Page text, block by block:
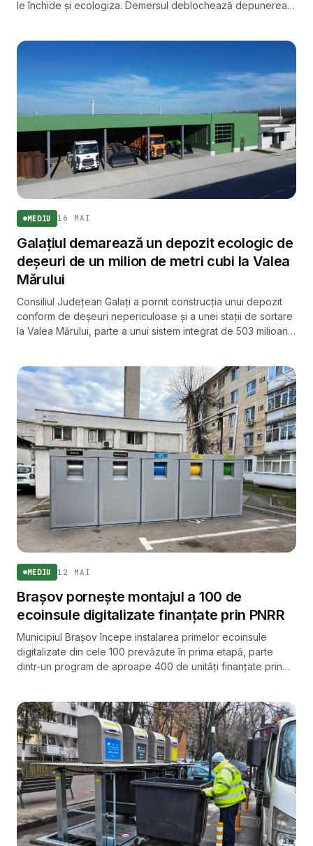
le închide și ecologiza. Demersul deblochează depunerea
OCDE.
MEDIU 16 MAI
Galațiul demarează un depozit ecologic de
deșeuri de un milion de metri cubi la Valea
Mărului
Consiliul Județean Galați a pornit construcția unui depozit
conform de deșeuri nepericuloase și a unei stații de sortare
la Valea Mărului, parte a unui sistem integrat de 503 milioane
MEDIU 12 MAI
Brașov pornește montajul a 100 de
ecoinsule digitalizate finanțate prin PNRR
Municipiul Brașov începe instalarea primelor ecoinsule
digitalizate din cele 100 prevăzute în prima etapă, parte
dintr-un program de aproape 400 de unități finanțate prin